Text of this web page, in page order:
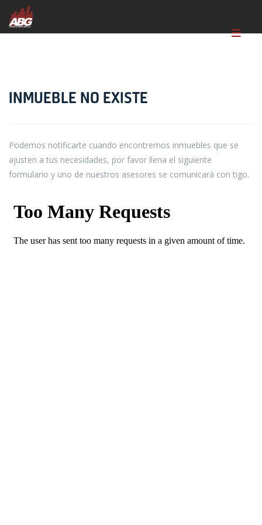
INMUEBLE NO EXISTE
Podemos notificarte cuando encontremos inmuebles que se
ajusten a tus necesidades, por favor llena el siguiente
formulario y uno de nuestros asesores se comunicará con tigo.